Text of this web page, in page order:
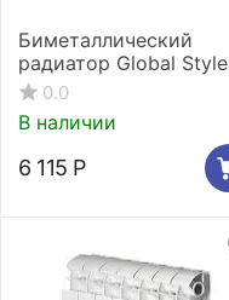
Биметаллический
радиатор Global Style
Extra 350 4 секции
0.0
В наличии
6 115 Р